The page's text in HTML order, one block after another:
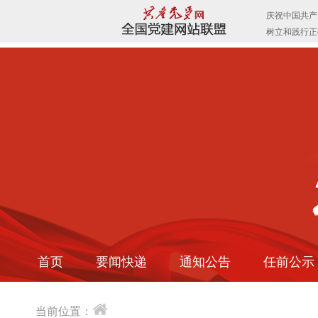
首页 要闻快递 通知公告 任前公示
当前位置：